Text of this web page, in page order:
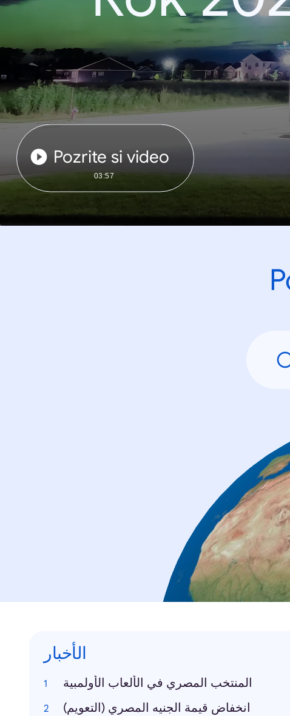
Pozrite si video
03:57
الأخبار
المنتخب المصري في الألعاب الأولمبية
انخفاض قيمة الجنيه المصري (التعويم)